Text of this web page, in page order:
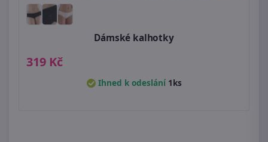
Dámské kalhotky
319 Kč
Ihned k odeslání 1ks